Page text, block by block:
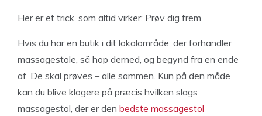
Her er et trick, som altid virker: Prøv dig frem.
Hvis du har en butik i dit lokalområde, der forhandler
massagestole, så hop derned, og begynd fra en ende
af. De skal prøves – alle sammen. Kun på den måde
kan du blive klogere på præcis hvilken slags
massagestol, der er den bedste massagestol